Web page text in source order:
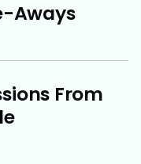
Aways
From